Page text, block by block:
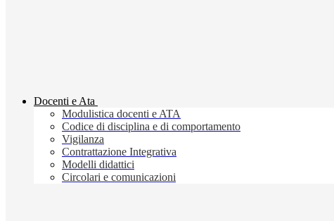
Docenti e Ata
Modulistica docenti e ATA
Codice di disciplina e di comportamento
Vigilanza
Contrattazione Integrativa
Modelli didattici
Circolari e comunicazioni